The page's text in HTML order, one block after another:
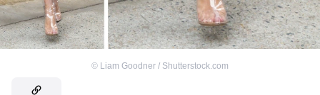
© Liam Goodner / Shutterstock.com